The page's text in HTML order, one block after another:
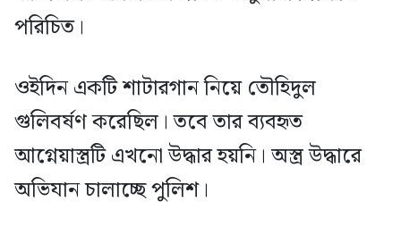
পরিচিত।
ওইদিন একটি শাটারগান নিয়ে তৌহিদুল
গুলিবর্ষণ করেছিল। তবে তার ব্যবহৃত
আগ্নেয়াস্ত্রটি এখনো উদ্ধার হয়নি। অস্ত্র উদ্ধারে
অভিযান চালাচ্ছে পুলিশ।